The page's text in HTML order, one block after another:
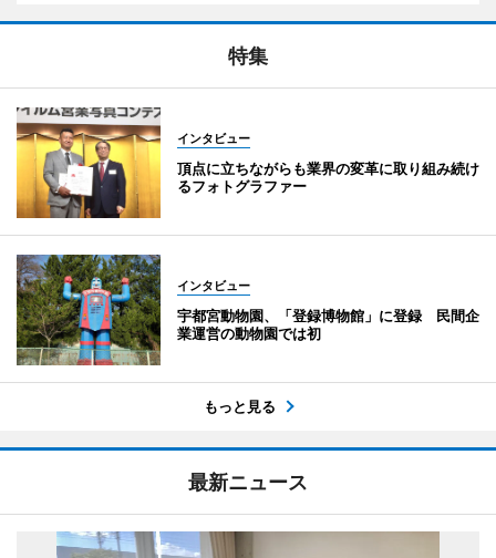
特集
インタビュー
頂点に立ちながらも業界の変革に取り組み続け
るフォトグラファー
インタビュー
宇都宮動物園、「登録博物館」に登録 民間企
業運営の動物園では初
もっと見る
最新ニュース